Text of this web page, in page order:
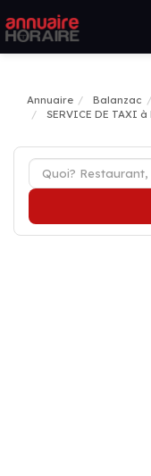
Annuaire Balanzac
SERVICE DE TAXI